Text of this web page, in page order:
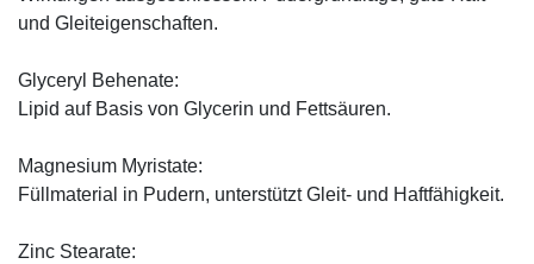
und Gleiteigenschaften.
Glyceryl Behenate:
Lipid auf Basis von Glycerin und Fettsäuren.
Magnesium Myristate:
Füllmaterial in Pudern, unterstützt Gleit- und Haftfähigkeit.
Zinc Stearate: